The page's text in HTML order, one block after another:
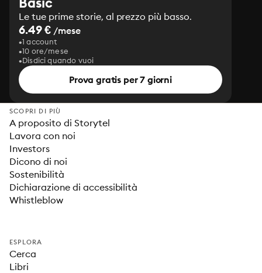
Le tue prime storie, al prezzo più basso.
6.49 € /mese
1 account
10 ore/mese
Disdici quando vuoi
Prova gratis per 7 giorni
SCOPRI DI PIÙ
A proposito di Storytel
Lavora con noi
Investors
Dicono di noi
Sostenibilità
Dichiarazione di accessibilità
Whistleblow
ESPLORA
Cerca
Libri